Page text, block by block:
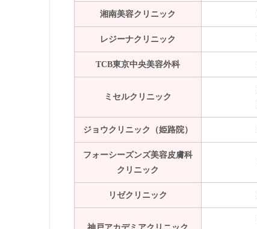
湘南美容クリニック
レジーナクリニック
TCB東京中央美容外科
ミセルクリニック
ジョウクリニック（姫路院）
フォーシーズンズ美容皮膚科
クリニック
リゼクリニック